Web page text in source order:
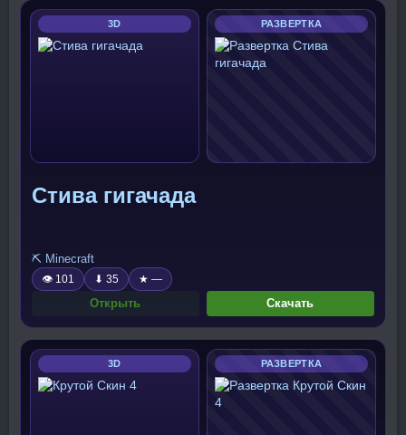
3D РАЗВЕРТКА
Стива гигачада
⛏️ Minecraft
👁 101 ⬇ 35 ★ —
Открыть Скачать
3D РАЗВЕРТКА